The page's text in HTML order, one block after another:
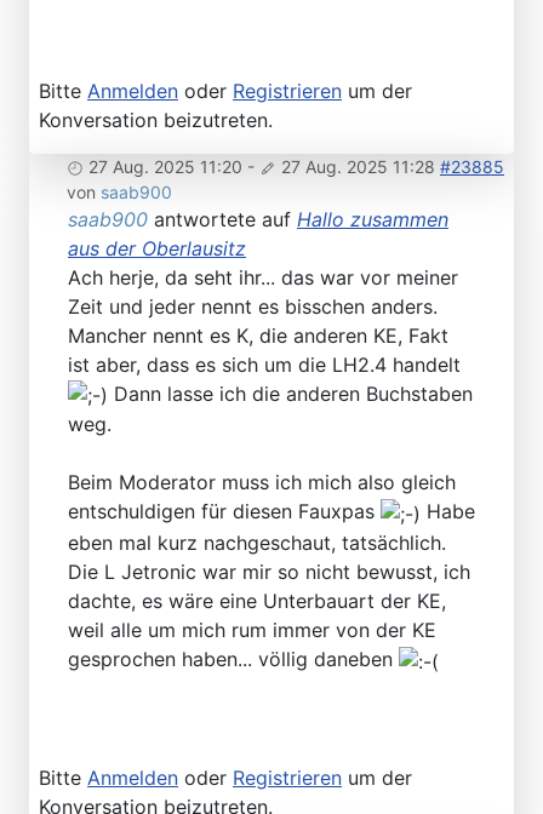
Bitte Anmelden oder Registrieren um der
Konversation beizutreten.
27 Aug. 2025 11:20 - 27 Aug. 2025 11:28 #23885
von saab900
saab900 antwortete auf Hallo zusammen
aus der Oberlausitz
Ach herje, da seht ihr... das war vor meiner
Zeit und jeder nennt es bisschen anders.
Mancher nennt es K, die anderen KE, Fakt
ist aber, dass es sich um die LH2.4 handelt
Dann lasse ich die anderen Buchstaben
weg.
Beim Moderator muss ich mich also gleich
entschuldigen für diesen Fauxpas
Habe
eben mal kurz nachgeschaut, tatsächlich.
Die L Jetronic war mir so nicht bewusst, ich
dachte, es wäre eine Unterbauart der KE,
weil alle um mich rum immer von der KE
gesprochen haben... völlig daneben
Bitte Anmelden oder Registrieren um der
Konversation beizutreten.